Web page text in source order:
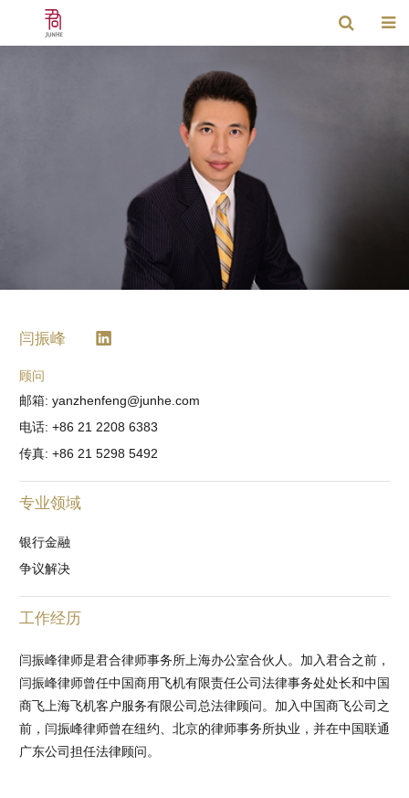
闫振峰
顾问
邮箱: yanzhenfeng@junhe.com
电话: +86 21 2208 6383
传真: +86 21 5298 5492
专业领域
银行金融
争议解决
工作经历
闫振峰律师是君合律师事务所上海办公室合伙人。加入君合之前，
闫振峰律师曾任中国商用飞机有限责任公司法律事务处处长和中国
商飞上海飞机客户服务有限公司总法律顾问。加入中国商飞公司之
前，闫振峰律师曾在纽约、北京的律师事务所执业，并在中国联通
广东公司担任法律顾问。